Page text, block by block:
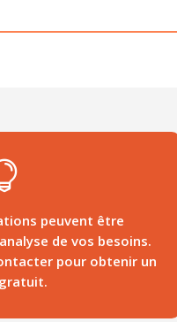
peuvent être
de vos besoins.
pour obtenir un